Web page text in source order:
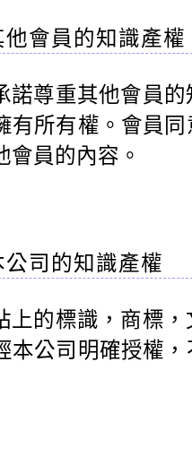
他會員的知識產權
諾尊重其他會員
有所有權。會員
會員的內容。
公司的知識產權
上的標識，商標
本公司明確授權